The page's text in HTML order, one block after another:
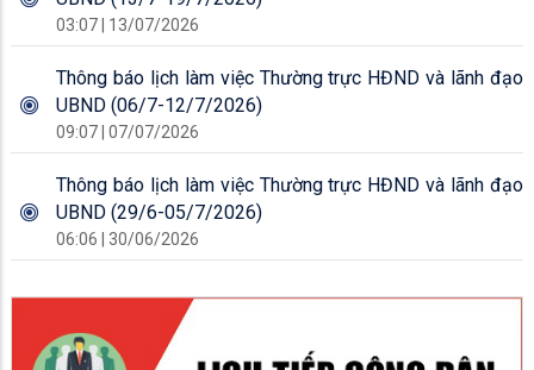
03:07 | 13/07/2026
Thông báo lịch làm việc Thường trực HĐND và lãnh đạo
UBND (06/7-12/7/2026)
09:07 | 07/07/2026
Thông báo lịch làm việc Thường trực HĐND và lãnh đạo
UBND (29/6-05/7/2026)
06:06 | 30/06/2026